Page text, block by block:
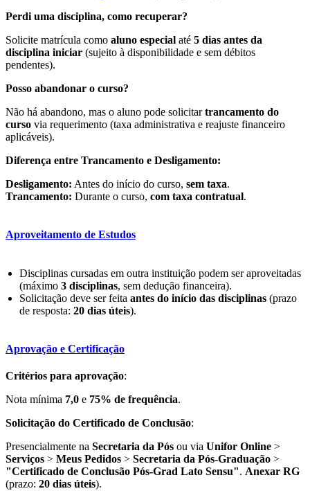
Perdi uma disciplina, como recuperar?
Solicite matrícula como aluno especial até 5 dias antes da
disciplina iniciar (sujeito à disponibilidade e sem débitos
pendentes).
Posso abandonar o curso?
Não há abandono, mas o aluno pode solicitartrancamento do
curso via requerimento (taxa administrativa e reajuste financeiro
aplicáveis).
Diferença entre Trancamento e Desligamento:
Desligamento: Antes do início do curso, sem taxa.
Trancamento: Durante o curso, com taxa contratual.
Aproveitamento de Estudos
Disciplinas cursadas em outra instituição podem ser aproveitadas
(máximo 3 disciplinas, sem dedução financeira).
Solicitação deve ser feita antes do início das disciplinas (prazo
de resposta: 20 dias úteis).
Aprovação e Certificação
Critérios para aprovação:
Nota mínima 7,0 e 75% de frequência.
Solicitação do Certificado de Conclusão:
Presencialmente na Secretaria da Pós ou via Unifor Online >
Serviços > Meus Pedidos > Secretaria da Pós-Graduação >
"Certificado de Conclusão Pós-Grad Lato Sensu". Anexar RG
(prazo: 20 dias úteis).